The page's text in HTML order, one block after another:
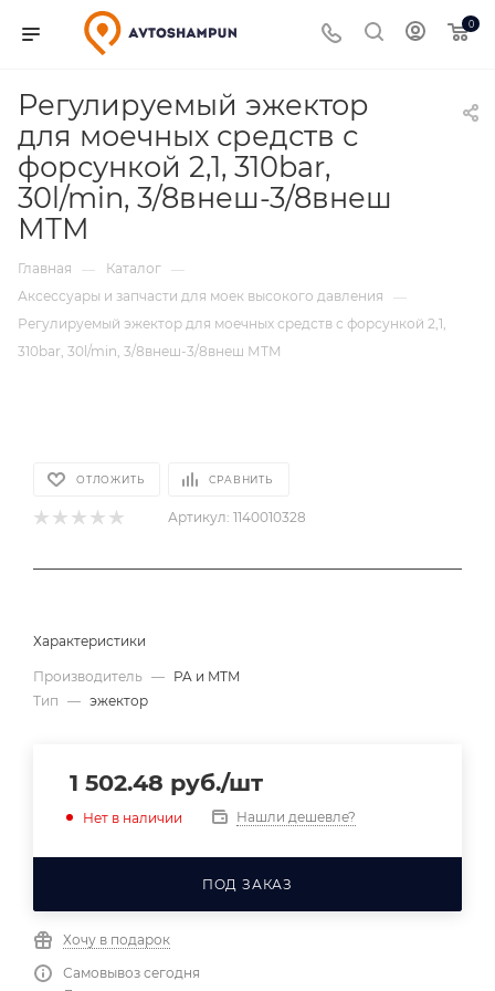
0
Регулируемый эжектор
для моечных средств с
форсункой 2,1, 310bar,
30l/min, 3/8внеш-3/8внеш
МТМ
Главная — Каталог —
Аксессуары и запчасти для моек высокого давления
—
Регулируемый эжектор для моечных средств с форсункой 2,1,
310bar, 30l/min, 3/8внеш-3/8внеш МТМ
ОТЛОЖИТЬ СРАВНИТЬ
Артикул: 1140010328
Характеристики
Производитель — PA и MTM
Тип — эжектор
1 502.48 руб./шт
Нет в наличии Нашли дешевле?
ПОД ЗАКАЗ
Хочу в подарок
Самовывоз сегодня